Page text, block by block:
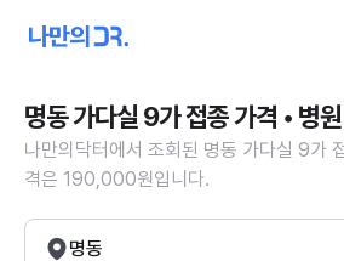
명동 가다실 9가 접종 가격 • 병
나만의닥터에서 조회된 명동 가다실 9가
격은 190,000원입니다.
명동